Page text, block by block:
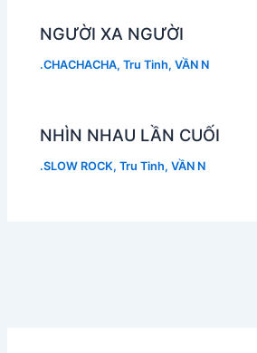
NGƯỜI XA NGƯỜI
.CHACHACHA,Tru Tinh,VẦN N
NHÌN NHAU LẦN CUỐI
.SLOW ROCK,Tru Tinh,VẦN N